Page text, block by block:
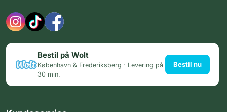
Bestil på Wolt
København & Frederiksberg · Levering på
30 min.
Bestil nu